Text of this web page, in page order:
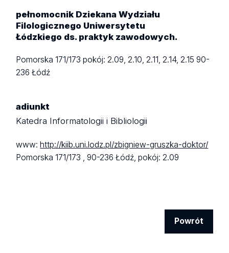
pełnomocnik Dziekana Wydziału
Filologicznego Uniwersytetu
Łódzkiego ds. praktyk zawodowych.
Pomorska 171/173pokój: 2.09, 2.10, 2.11, 2.14, 2.1590-
236 Łódź
adiunkt
Katedra Informatologii i Bibliologii
www:http://kiib.uni.lodz.pl/zbigniew-gruszka-doktor/
Pomorska 171/173 ,90-236 Łódź,pokój: 2.09
Powrót